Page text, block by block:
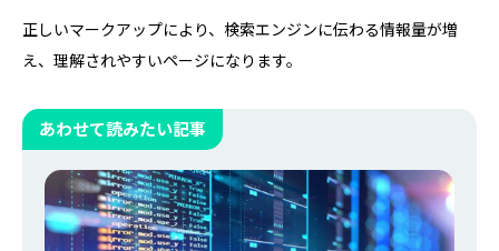
正しいマークアップにより、検索エンジンに伝わる情報量が増
え、理解されやすいページになります。
あわせて読みたい記事